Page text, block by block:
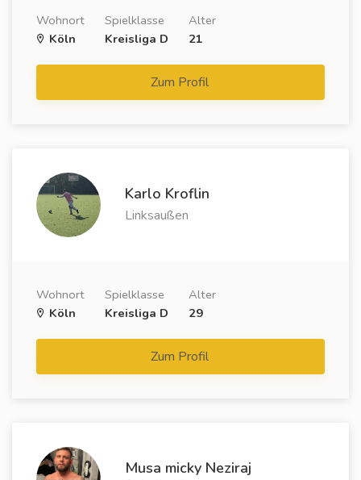
Wohnort
Köln
Spielklasse
Kreisliga D
Alter
21
Zum Profil
Karlo Kroflin
Linksaußen
Wohnort
Köln
Spielklasse
Kreisliga D
Alter
29
Zum Profil
Musa micky Neziraj